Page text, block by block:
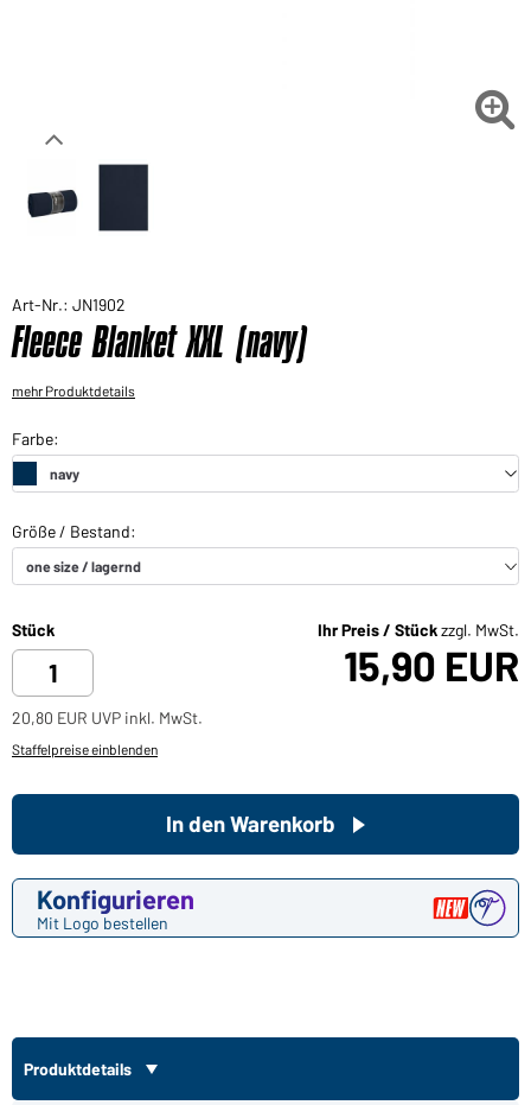

Art-Nr.: JN1902
Fleece Blanket XXL (navy)
mehr Produktdetails
Stück Ihr Preis / Stückzzgl. MwSt.
15,90 EUR
20,80 EUR UVP inkl. MwSt.
Staffelpreise einblenden
Konfigurieren
Mit Logo bestellen
In den Warenkorb
Produktdetails